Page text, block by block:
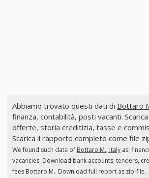
Abbiamo trovato questi dati di Bottaro
finanza, contabilità, posti vacanti.
offerte, storia creditizia, tasse e
Scarica il rapporto completo come file
We found such data of Bottaro M., Italyas:
vacancies. Download bank accounts, tenders,
fees Bottaro M.. Download full report as zip-file.